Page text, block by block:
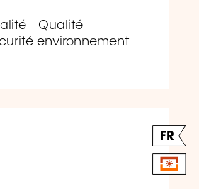
- Qualité
environnement
FR